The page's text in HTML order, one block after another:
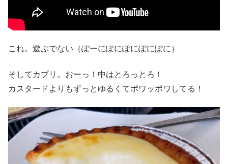
これ。遊ぶでない（ぽーにぽにぽにぽにぽに）
そしてカプリ。おーっ！中はとろっとろ！
カスタードよりもずっとゆるくてポワッポワしてる！